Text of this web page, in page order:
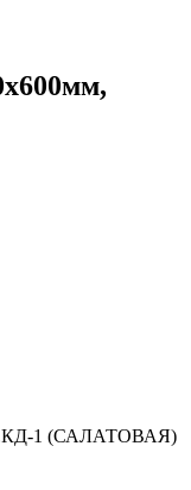
1 (САЛАТОВАЯ)